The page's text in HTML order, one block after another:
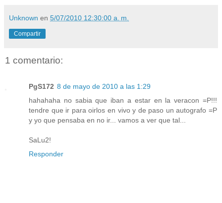
Unknown en 5/07/2010 12:30:00 a. m.
Compartir
1 comentario:
PgS172 8 de mayo de 2010 a las 1:29
hahahaha no sabia que iban a estar en la veracon =P!!!
tendre que ir para oirlos en vivo y de paso un autografo =P
y yo que pensaba en no ir... vamos a ver que tal...
SaLu2!
Responder